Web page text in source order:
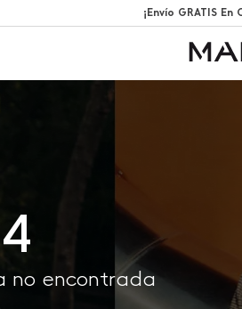
¡Envío GRATIS
no encontrada